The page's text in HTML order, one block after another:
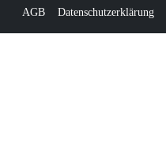
AGB Datenschutzerklärung